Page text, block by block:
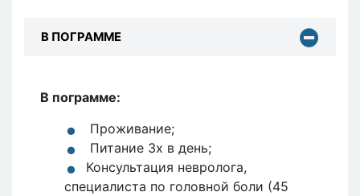
В ПОГРАММЕ
В пограмме:
Проживание;
Питание 3x в день;
Консультация невролога,
специалиста по головной боли (45